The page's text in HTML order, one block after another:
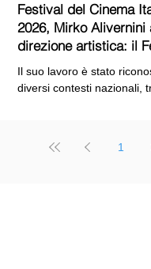
Festival del Cinema
2026, Mirko Alivernini
direzione artistica: il
punta sul dialogo tra
e nuove tecnologie
Il suo lavoro è stato
diversi contesti nazionali,
Internazionale d'Arte
1